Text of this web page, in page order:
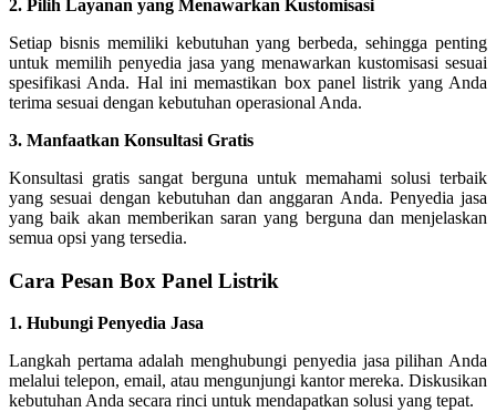
2. Pilih Layanan yang Menawarkan Kustomisasi
Setiap bisnis memiliki kebutuhan yang berbeda, sehingga penting
untuk memilih penyedia jasa yang menawarkan kustomisasi sesuai
spesifikasi Anda. Hal ini memastikan box panel listrik yang Anda
terima sesuai dengan kebutuhan operasional Anda.
3. Manfaatkan Konsultasi Gratis
Konsultasi gratis sangat berguna untuk memahami solusi terbaik
yang sesuai dengan kebutuhan dan anggaran Anda. Penyedia jasa
yang baik akan memberikan saran yang berguna dan menjelaskan
semua opsi yang tersedia.
Cara Pesan Box Panel Listrik
1. Hubungi Penyedia Jasa
Langkah pertama adalah menghubungi penyedia jasa pilihan Anda
melalui telepon, email, atau mengunjungi kantor mereka. Diskusikan
kebutuhan Anda secara rinci untuk mendapatkan solusi yang tepat.